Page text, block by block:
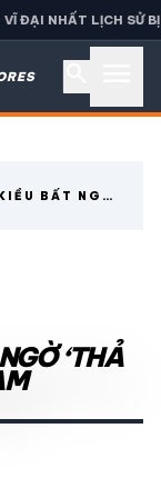
NHẤT LỊCH SỬ BỊ
expand_more
BẤT NGỜ
‘THẢ